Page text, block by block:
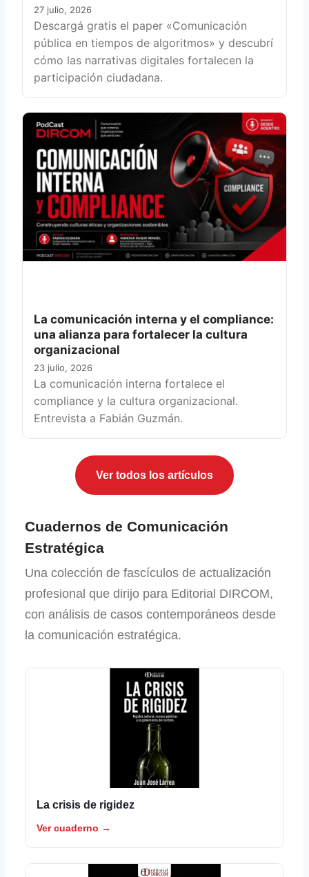
27 julio, 2026
Descargá gratis el paper «Comunicación
pública en tiempos de algoritmos» y descubrí
cómo las narrativas digitales fortalecen la
participación ciudadana.
La comunicación interna y el compliance:
una alianza para fortalecer la cultura
organizacional
23 julio, 2026
La comunicación interna fortalece el
compliance y la cultura organizacional.
Entrevista a Fabián Guzmán.
Ver todos los artículos
Cuadernos de Comunicación
Estratégica
Una colección de fascículos de actualización
profesional que dirijo para Editorial DIRCOM,
con análisis de casos contemporáneos desde
la comunicación estratégica.
La crisis de rigidez
Ver cuaderno →